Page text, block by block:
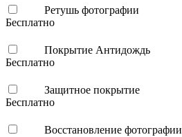
Ретушь фотографии
Бесплатно
Покрытие Антидождь
Бесплатно
Защитное покрытие
Бесплатно
Восстановление фотографии